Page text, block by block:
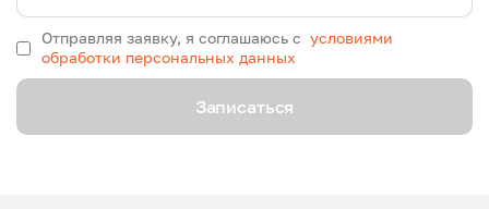
Записаться
Отправляя заявку, я соглашаюсь с условиями
обработки персональных данных